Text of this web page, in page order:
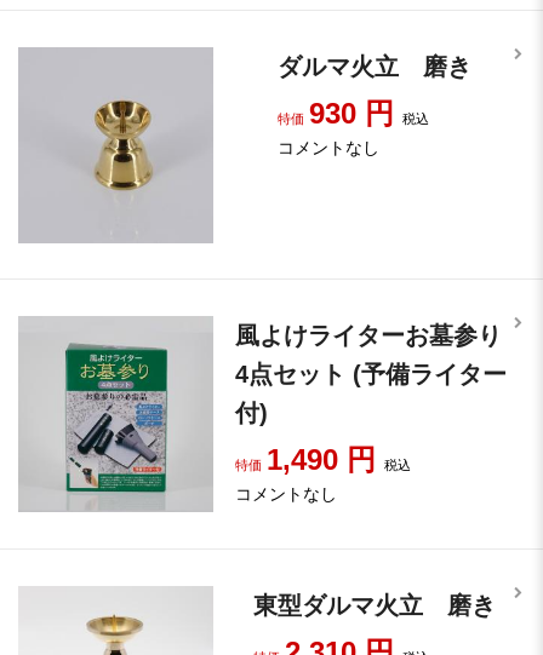
ダルマ火立 磨き
特価 930 円税込
コメントなし
風よけライターお墓参り
4点セット (予備ライター
付)
特価 1,490 円税込
コメントなし
東型ダルマ火立 磨き